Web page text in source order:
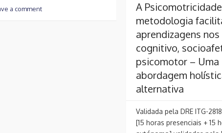
a comment
A
metodologia
aprendizagens
cognitivo,
psicomotor – Uma
abordagem
alternativa
Validada pela DRE ITG-
[15 horas presenciais + 15